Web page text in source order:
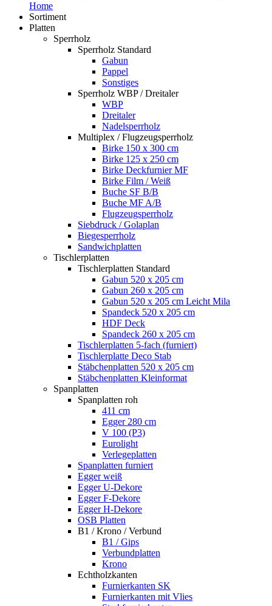
Home
Sortiment
Platten
Sperrholz
Sperrholz Standard
Gabun
Pappel
Sonstiges
Sperrholz WBP / Dreitaler
WBP
Dreitaler
Nadelsperrholz
Multiplex / Flugzeugsperrholz
Birke 150 x 300 cm
Birke 125 x 250 cm
Birke Deckfurnier MF
Birke Film / Weiß
Buche SF B/B
Buche MF A/B
Flugzeugsperrholz
Siebdruck / Golaplan
Biegesperrholz
Sandwichplatten
Tischlerplatten
Tischlerplatten Standard
Gabun 520 x 205 cm
Gabun 260 x 205 cm
Gabun 520 x 205 cm Leicht Mila
Spandeck 520 x 205 cm
HDF Deck
Spandeck 260 x 205 cm
Tischlerplatten 5-fach (furniert)
Tischlerplatte Deco Stab
Stäbchenplatten 520 x 205 cm
Stäbchenplatten Kleinformat
Spanplatten
Spanplatten roh
411 cm
Egger 280 cm
V 100 (P3)
Eurolight
Verlegeplatten
Spanplatten furniert
Egger weiß
Egger U-Dekore
Egger F-Dekore
Egger H-Dekore
OSB Platten
B1 / Krono / Verbund
B1 / Gips
Verbundplatten
Krono
Echtholzkanten
Furnierkanten SK
Furnierkanten mit Vlies